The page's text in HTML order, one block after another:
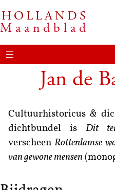
HOLLANDS
Maandblad
Jan de
Cultuurhistoricus &
dichtbundel is Dit
verscheenRotterdamse
van gewone mensen